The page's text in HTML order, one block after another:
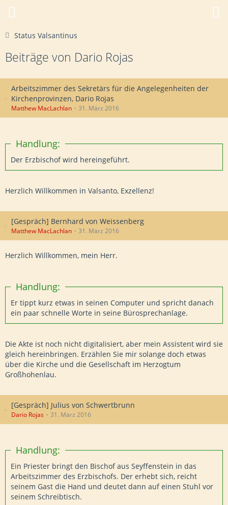
Status Valsantinus
Beiträge von Dario Rojas
Arbeitszimmer des Sekretärs für die Angelegenheiten der
Kirchenprovinzen, Dario Rojas
Matthew MacLachlan 31. März 2016
Handlung:
Der Erzbischof wird hereingeführt.
Herzlich Willkommen in Valsanto, Exzellenz!
[Gespräch] Bernhard von Weissenberg
Matthew MacLachlan 31. März 2016
Herzlich Willkommen, mein Herr.
Handlung:
Er tippt kurz etwas in seinen Computer und spricht danach
ein paar schnelle Worte in seine Bürosprechanlage.
Die Akte ist noch nicht digitalisiert, aber mein Assistent wird sie
gleich hereinbringen. Erzählen Sie mir solange doch etwas
über die Kirche und die Gesellschaft im Herzogtum
Großhohenlau.
[Gespräch] Julius von Schwertbrunn
Dario Rojas 31. März 2016
Handlung:
Ein Priester bringt den Bischof aus Seyffenstein in das
Arbeitszimmer des Erzbischofs. Der erhebt sich, reicht
seinem Gast die Hand und deutet dann auf einen Stuhl vor
seinem Schreibtisch.